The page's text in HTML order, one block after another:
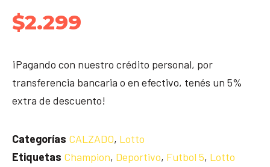
$2.299
¡Pagando con nuestro crédito personal, por
transferencia bancaria o en efectivo, tenés un 5%
extra de descuento!
Categorías CALZADO, Lotto
Etiquetas Champion, Deportivo, Futbol 5, Lotto